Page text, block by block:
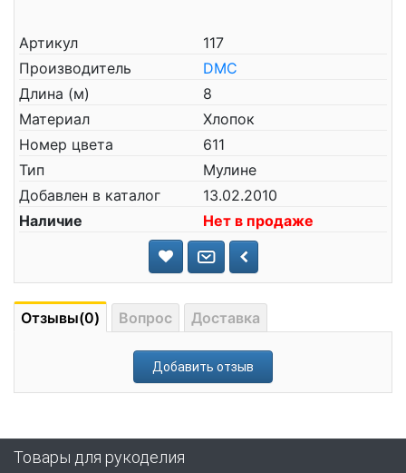
Артикул
117
Производитель
DMC
Длина (м)
8
Материал
Хлопок
Номер цвета
611
Тип
Мулине
Добавлен в каталог
13.02.2010
Наличие
Нет в продаже
Отзывы(0) Вопрос Доставка
Добавить отзыв
Товары для рукоделия